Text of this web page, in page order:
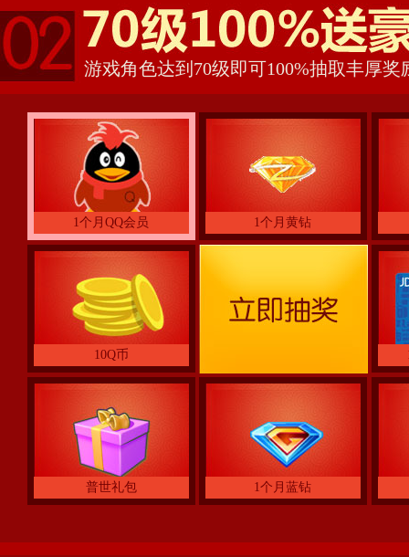
游戏角色达到70级即可100%抽取丰厚奖
1个月QQ会员 1个月黄钻
1个月蓝钻
普世礼包
10Q币